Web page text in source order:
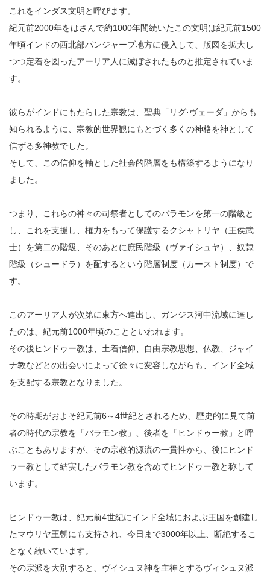
これをインダス文明と呼びます。
紀元前2000年をはさんで約1000年間続いたこの文明は紀元前1500
年頃インドの西北部パンジャーブ地方に侵入して、版図を拡大し
つつ定着を図ったアーリア人に滅ぼされたものと推定されていま
す。
彼らがインドにもたらした宗教は、聖典「リグ·ヴェーダ」からも
知られるように、宗教的世界観にもとづく多くの神格を神として
信ずる多神教でした。
そして、この信仰を軸とした社会的階層をも構築するようになり
ました。
つまり、これらの神々の司祭者としてのバラモンを第一の階級と
し、これを支援し、権力をもって保護するクシャトリヤ（王侯武
士）を第二の階級、そのあとに庶民階級（ヴァイシュヤ）、奴隷
階級（シュードラ）を配するという階層制度（カースト制度）で
す。
このアーリア人が次第に東方へ進出し、ガンジス河中流域に達し
たのは、紀元前1000年頃のことといわれます。
その後ヒンドゥー教は、土着信仰、自由宗教思想、仏教、ジャイ
ナ教などとの出会いによって徐々に変容しながらも、インド全域
を支配する宗教となりました。
その時期がおよそ紀元前6～4世紀とされるため、歴史的に見て前
者の時代の宗教を「バラモン教」、後者を「ヒンドゥー教」と呼
ぶこともありますが、その宗教的源流の一貫性から、後にヒンド
ゥー教として結実したバラモン教を含めてヒンドゥー教と称して
います。
ヒンドゥー教は、紀元前4世紀にインド全域におよぶ王国を創建し
たマウリヤ王朝にも支持され、今日まで3000年以上、断絶するこ
となく続いています。
その宗派を大別すると、ヴイシュヌ神を主神とするヴィシュヌ派